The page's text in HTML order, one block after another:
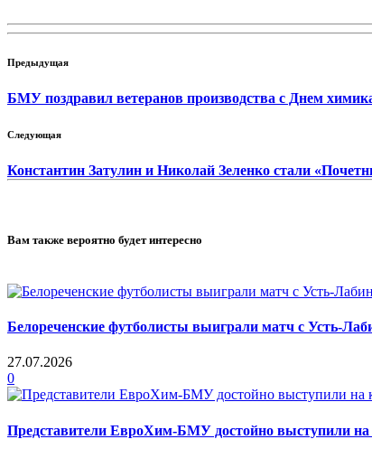
Предыдущая
БМУ поздравил ветеранов производства с Днем
Следующая
Константин Затулин и Николай Зеленко стали
Вам также вероятно будет интересно
Белореченские футболисты выиграли матч с Усть-
27.07.2026
0
Представители ЕвроХим-БМУ достойно выступили на